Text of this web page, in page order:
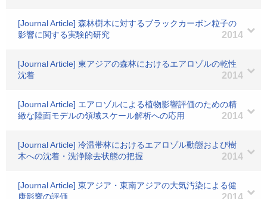
[Journal Article] 森林樹木に対するブラックカーボン粒子の
影響に関する実験的研究
2014
[Journal Article] 東アジアの森林におけるエアロゾルの乾性
沈着
2014
[Journal Article] エアロゾルによる植物影響評価のための精
緻な陸面モデルの領域スケール解析への応用
2014
[Journal Article] 冷温帯林におけるエアロゾル動態および樹
木への沈着・洗浄除去状態の把握
2014
[Journal Article] 東アジア・東南アジアの大気汚染による健
康影響の評価
2014